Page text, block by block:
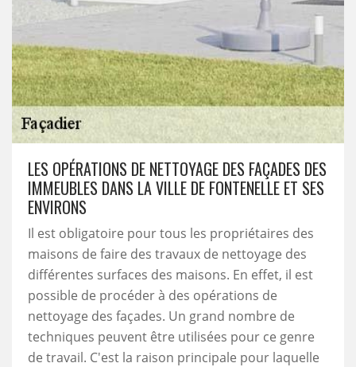
LES OPÉRATIONS DE NETTOYAGE DES FAÇADES DES
IMMEUBLES DANS LA VILLE DE FONTENELLE ET SES
ENVIRONS
Il est obligatoire pour tous les propriétaires des
maisons de faire des travaux de nettoyage des
différentes surfaces des maisons. En effet, il est
possible de procéder à des opérations de
nettoyage des façades. Un grand nombre de
techniques peuvent être utilisées pour ce genre
de travail. C'est la raison principale pour laquelle